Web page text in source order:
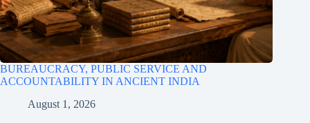
BUREAUCRACY, PUBLIC SERVICE AND
ACCOUNTABILITY IN ANCIENT INDIA
August 1, 2026